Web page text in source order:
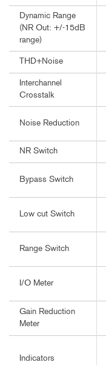
Dynamic Range
(NR Out: +/-15dB
range)
THD+Noise
Interchannel
Crosstalk
Noise Reduction
NR Switch
Bypass Switch
Low cut Switch
Range Switch
I/O Meter
Gain Reduction
Meter
Indicators